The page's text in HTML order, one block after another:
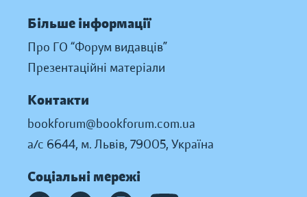
Більше інформації
Про ГО “Форум видавців”
Презентаційні матеріали
Контакти
bookforum@bookforum.com.ua
а/с 6644, м. Львів, 79005, Україна
Соціальні мережі